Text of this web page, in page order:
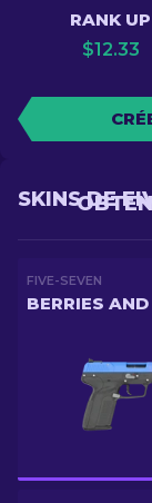
RANK UP
$12.33
SKINS DE
FIVE-SEVEN